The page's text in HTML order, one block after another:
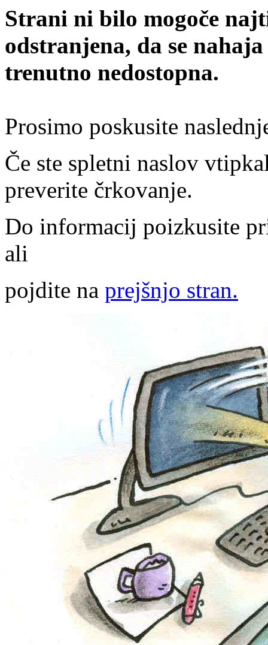
Strani ni bilo mogoče
odstranjena, da se
trenutno nedostopna.
Prosimo poskusite
Če ste spletni naslov
preverite črkovanje.
Do informacij poizkusite
ali
pojdite na prejšnjo stran.